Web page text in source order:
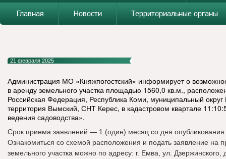
Главная
Новости Территориальные органы
21 февраля 2025
Администрация МО «Княжпогостский» информирует о
в аренду земельного участка площадью 1560,0 кв.м.,
Российская Федерация, Республика Коми, муниципальный округ
территория Вымский, СНТ Керес, в кадастровом квартале
ведения садоводства».
Срок приема заявлений — 1 (один) месяц со дня
Ознакомиться со схемой расположения и подать заявление на
земельного участка можно по адресу: г. Емва, ул. Дзержинского,